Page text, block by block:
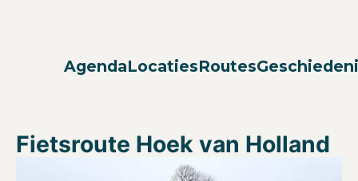
AgendaLocatiesRoutes
Fietsroute Hoek van Holland